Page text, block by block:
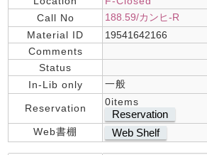
Call No
188.59/カンヒ-R
Material ID
19541642166
Comments
Status
In-Lib only
一般
Reservation
0items
Reservation
Web書棚 Web Shelf